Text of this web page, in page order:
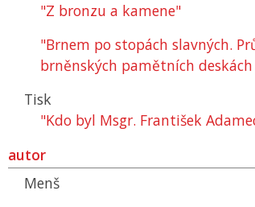
"Z bronzu a kamene"
"Brnem po stopách slavných.
brněnských pamětních
Tisk
"Kdo byl Msgr. František
autor
Menš